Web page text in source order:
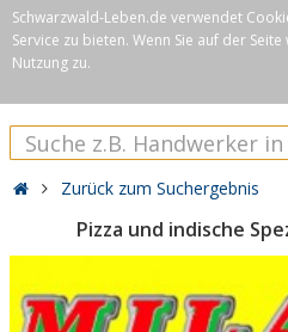
Schwarzwald-Leben.de verwendet
Service zu bieten. Wenn Sie auf der
Nutzung zu.
Zurück zum Suchergebnis
Pizza und indische